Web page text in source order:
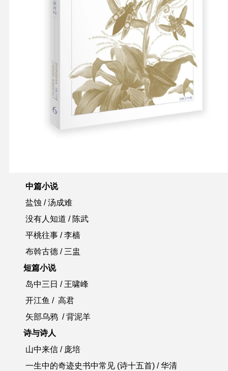
中篇小说
盐蚀 / 汤成难
没有人知道 / 陈武
平桃往事 / 李樯
布斡古德 / 三盅
短篇小说
岛中三日 / 王啸峰
开江鱼 / 高君
矢部乌鸦 / 背泥羊
诗与诗人
山中来信 / 庞培
一生中的奇迹史书中常见 (诗十五首) /华清